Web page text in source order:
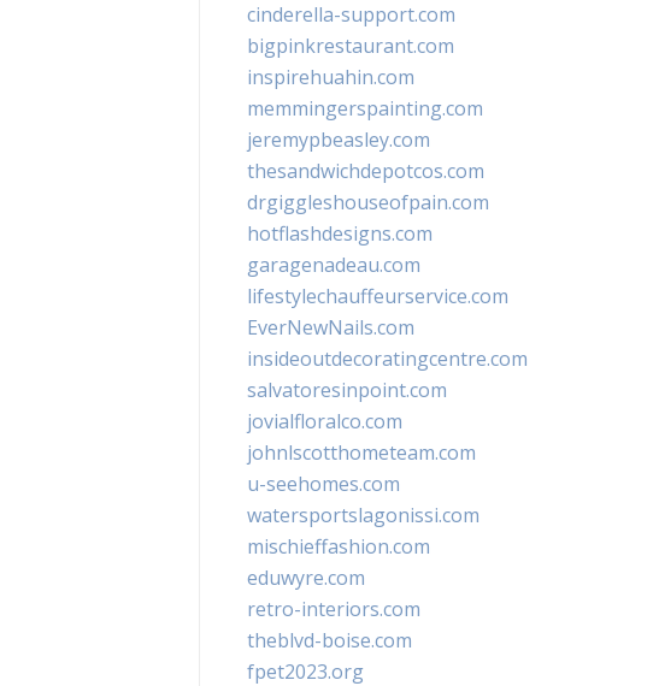
cinderella-support.com
bigpinkrestaurant.com
inspirehuahin.com
memmingerspainting.com
jeremypbeasley.com
thesandwichdepotcos.com
drgiggleshouseofpain.com
hotflashdesigns.com
garagenadeau.com
lifestylechauffeurservice.com
EverNewNails.com
insideoutdecoratingcentre.com
salvatoresinpoint.com
jovialfloralco.com
johnlscotthometeam.com
u-seehomes.com
watersportslagonissi.com
mischieffashion.com
eduwyre.com
retro-interiors.com
theblvd-boise.com
fpet2023.org